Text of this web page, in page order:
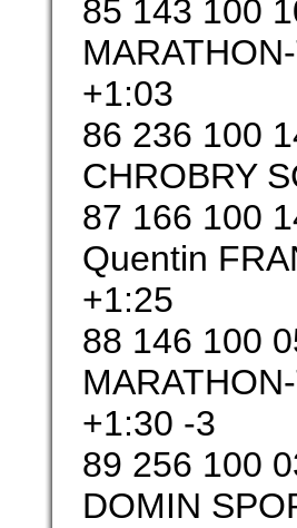
85 143 100
+1:03
86 236 100
CHROBRY
87 166 100
Quentin
+1:25
88 146 100
+1:30 -3
89 256 100
DOMIN